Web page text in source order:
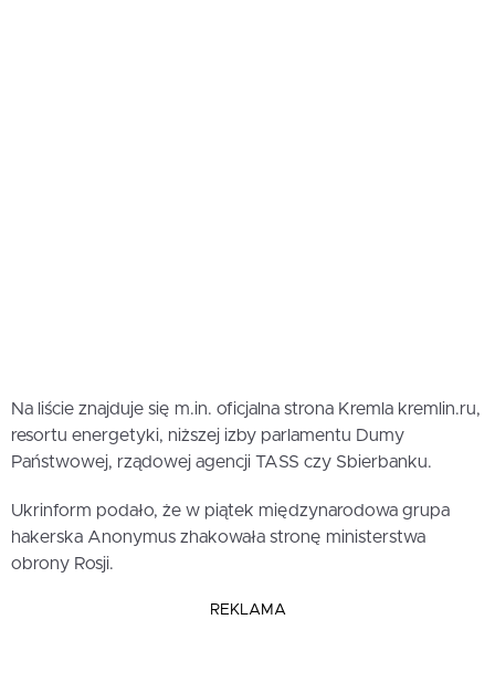
Na liście znajduje się m.in. oficjalna strona Kremla kremlin.ru,
resortu energetyki, niższej izby parlamentu Dumy
Państwowej, rządowej agencji TASS czy Sbierbanku.
Ukrinform podało, że w piątek międzynarodowa grupa
hakerska Anonymus zhakowała stronę ministerstwa
obrony Rosji.
REKLAMA